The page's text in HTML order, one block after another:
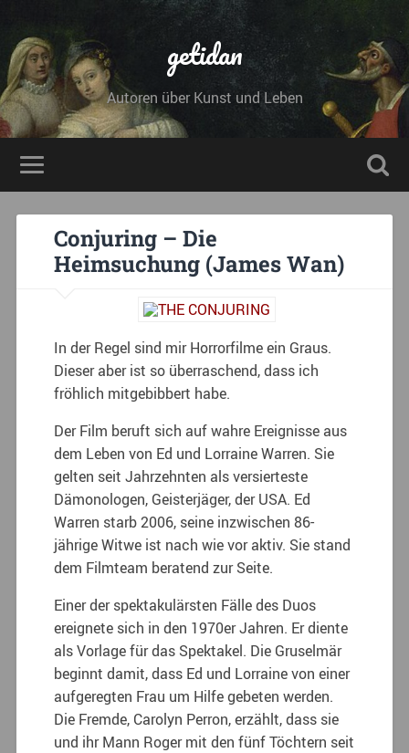
getidan
Autoren über Kunst und Leben
Conjuring – Die
Heimsuchung (James Wan)
In der Regel sind mir Horrorfilme ein Graus.
Dieser aber ist so überraschend, dass ich
fröhlich mitgebibbert habe.
Der Film beruft sich auf wahre Ereignisse aus
dem Leben von Ed und Lorraine Warren. Sie
gelten seit Jahrzehnten als versierteste
Dämonologen, Geisterjäger, der USA. Ed
Warren starb 2006, seine inzwischen 86-
jährige Witwe ist nach wie vor aktiv. Sie stand
dem Filmteam beratend zur Seite.
Einer der spektakulärsten Fälle des Duos
ereignete sich in den 1970er Jahren. Er diente
als Vorlage für das Spektakel. Die Gruselmär
beginnt damit, dass Ed und Lorraine von einer
aufgeregten Frau um Hilfe gebeten werden.
Die Fremde, Carolyn Perron, erzählt, dass sie
und ihr Mann Roger mit den fünf Töchtern seit